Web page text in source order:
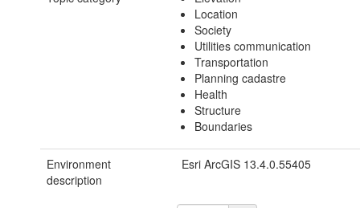
Location
Society
Utilities communication
Transportation
Planning cadastre
Health
Structure
Boundaries
Environment
description
Esri ArcGIS 13.4.0.55405